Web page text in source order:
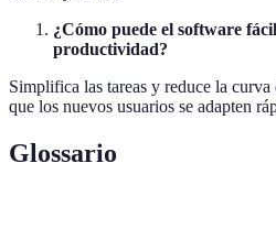
¿Cómo puede el software
productividad?
Simplifica las tareas y reduce la
que los nuevos usuarios se adapten
Glossario